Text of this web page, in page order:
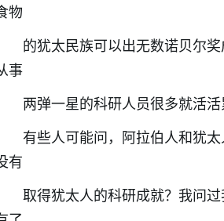
物
的犹太民族可以出无数诺贝尔
事
两弹一星的科研人员很多就活
有些人可能问，阿拉伯人和犹
有
取得犹太人的科研成就？我问